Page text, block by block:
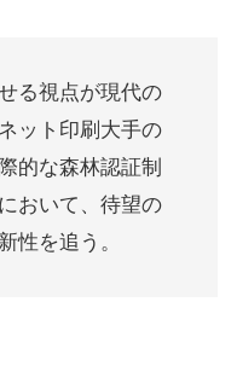
る視点が現代の
ット印刷大手の
的な森林認証制
おいて、待望の
性を追う。